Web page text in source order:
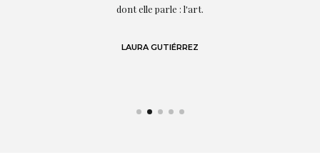
dont elle parle : l'art.
LAURA GUTIÉRREZ